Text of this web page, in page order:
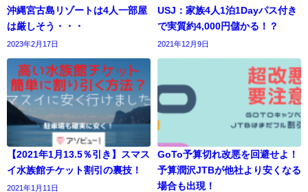
沖縄宮古島リゾートは4人一部屋
は厳しそう・・・
2023年2月17日
USJ：家族4人1泊1Dayパス付き
で実質約4,000円儲かる！？
2021年12月9日
【2021年1月13.5％引き】スマス
イ水族館チケット割引の裏技！
2021年1月11日
GoTo予算切れ改悪を回避せよ！
予算潤沢JTBが他社より安くなる
場合も出現！